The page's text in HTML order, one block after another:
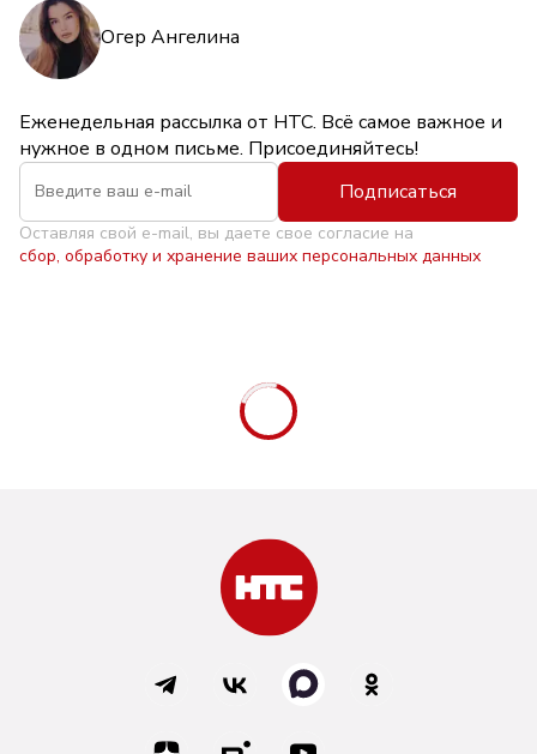
Огер Ангелина
Еженедельная рассылка от НТС. Всё самое важное и
нужное в одном письме. Присоединяйтесь!
Подписаться
Оставляя свой e-mail, вы даете свое согласие на
сбор, обработку и хранение ваших персональных данных